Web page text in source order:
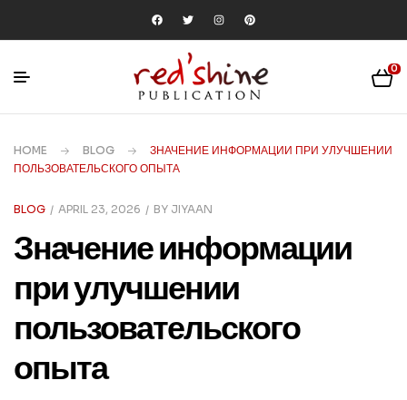
0
HOME BLOG
ЗНАЧЕНИЕ ИНФОРМАЦИИ ПРИ УЛУЧШЕНИИ
ПОЛЬЗОВАТЕЛЬСКОГО ОПЫТА
BLOG APRIL 23, 2026 BY JIYAAN
Значение информации
при улучшении
пользовательского
опыта